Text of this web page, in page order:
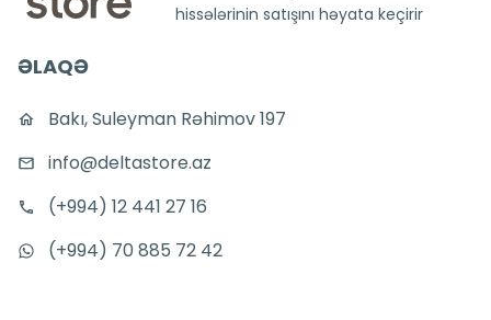
hissələrinin satışını həyata keçirir
ƏLAQƏ
Bakı, Suleyman Rəhimov 197
info@deltastore.az
(+994) 12 441 27 16
(+994) 70 885 72 42